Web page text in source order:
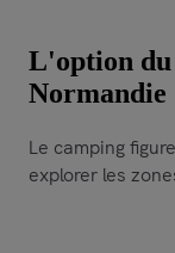
L'option
Normandie
Le camping
explorer les